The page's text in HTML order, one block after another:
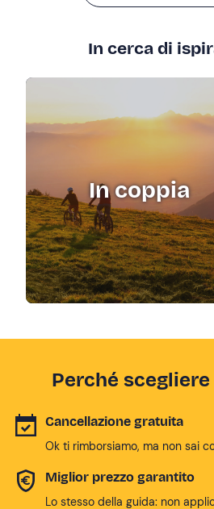
In cerca di
In coppia
Perché
Cancellazione gratuita
Ok ti rimborsiamo, ma non sai
Miglior prezzo garantito
Lo stesso della guida: non